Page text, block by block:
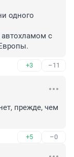
одного
с
+3 –11
прежде, чем
+5 –0